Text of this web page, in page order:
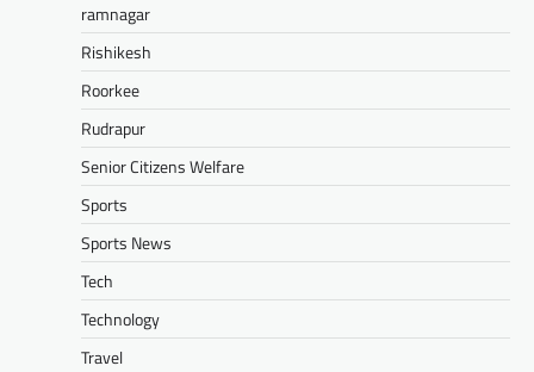
ramnagar
Rishikesh
Roorkee
Rudrapur
Senior Citizens Welfare
Sports
Sports News
Tech
Technology
Travel